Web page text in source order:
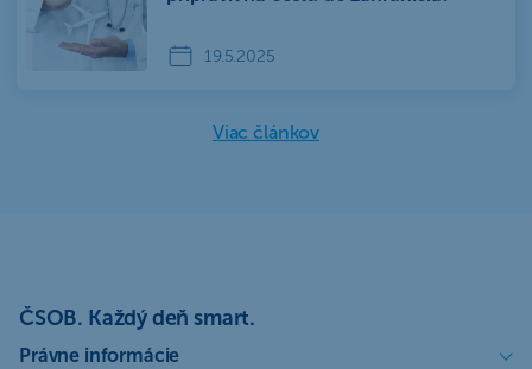
19.5.2025
Viac článkov
ČSOB. Každý deň smart.
Právne informácie